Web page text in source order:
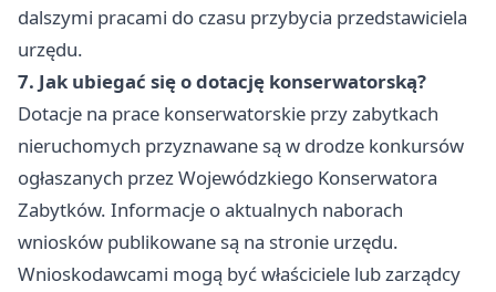
dalszymi pracami do czasu przybycia przedstawiciela
urzędu.
7. Jak ubiegać się o dotację konserwatorską?
Dotacje na prace konserwatorskie przy zabytkach
nieruchomych przyznawane są w drodze konkursów
ogłaszanych przez Wojewódzkiego Konserwatora
Zabytków. Informacje o aktualnych naborach
wniosków publikowane są na stronie urzędu.
Wnioskodawcami mogą być właściciele lub zarządcy